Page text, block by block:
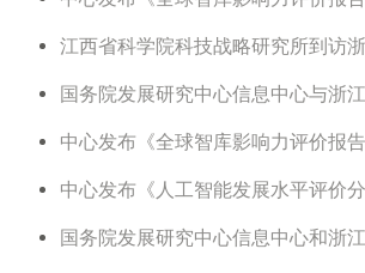
江西省科学院科技战略研究所到访
国务院发展研究中心信息中心与浙
中心发布《全球智库影响力评价报告
中心发布《人工智能发展水平评价
国务院发展研究中心信息中心和浙